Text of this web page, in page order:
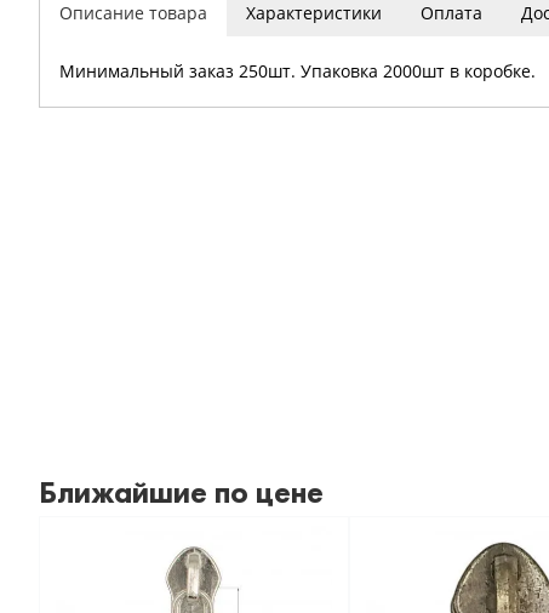
Описание товара Характеристики Оплата
Минимальный заказ 250шт. Упаковка 2000шт в коробке.
Ближайшие по цене